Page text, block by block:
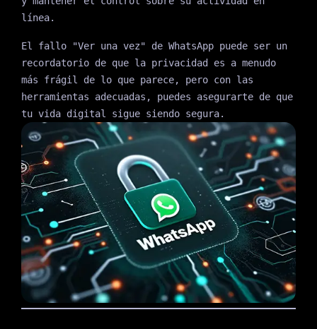
línea.
El fallo "Ver una vez" de WhatsApp puede ser un
recordatorio de que la privacidad es a menudo
más frágil de lo que parece, pero con las
herramientas adecuadas, puedes asegurarte de que
tu vida digital sigue siendo segura.